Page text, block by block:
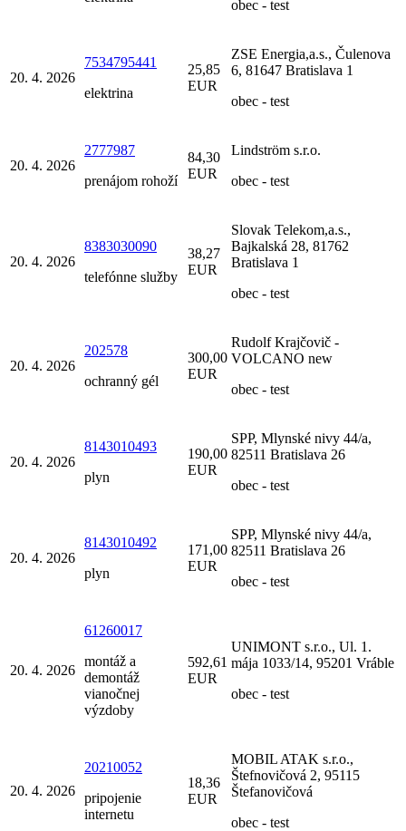
obec - test
20. 4. 2026
7534795441
elektrina
25,85
EUR
ZSE Energia,a.s., Čulenova
6, 81647 Bratislava 1
obec - test
20. 4. 2026
2777987
prenájom rohoží
84,30
EUR
Lindström s.r.o.
obec - test
20. 4. 2026
8383030090
telefónne služby
38,27
EUR
Slovak Telekom,a.s.,
Bajkalská 28, 81762
Bratislava 1
obec - test
20. 4. 2026
202578
ochranný gél
300,00
EUR
Rudolf Krajčovič -
VOLCANO new
obec - test
20. 4. 2026
8143010493
plyn
190,00
EUR
SPP, Mlynské nivy 44/a,
82511 Bratislava 26
obec - test
20. 4. 2026
8143010492
plyn
171,00
EUR
SPP, Mlynské nivy 44/a,
82511 Bratislava 26
obec - test
20. 4. 2026
61260017
montáž a
demontáž
vianočnej
výzdoby
592,61
EUR
UNIMONT s.r.o., Ul. 1.
mája 1033/14, 95201 Vráble
obec - test
20. 4. 2026
20210052
pripojenie
internetu
18,36
EUR
MOBIL ATAK s.r.o.,
Štefnovičová 2, 95115
Štefanovičová
obec - test